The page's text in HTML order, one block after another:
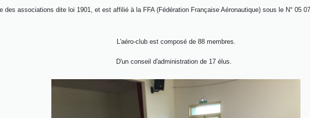
des associations dite loi 1901, et est affilié à la FFA (Fédération Française Aéronautique) sous le N° 05
L'aéro-club est composé de 88 membres.
D'un conseil d'administration de 17 élus.